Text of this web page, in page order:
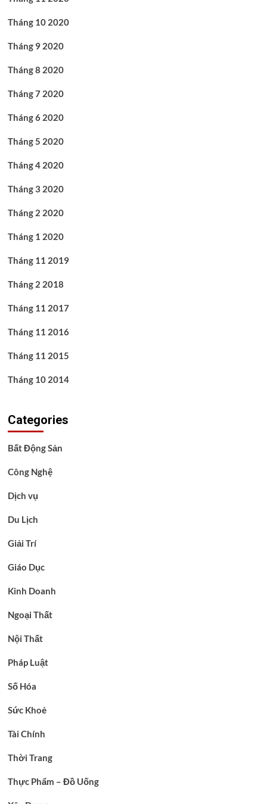
Tháng 10 2020
Tháng 9 2020
Tháng 8 2020
Tháng 7 2020
Tháng 6 2020
Tháng 5 2020
Tháng 4 2020
Tháng 3 2020
Tháng 2 2020
Tháng 1 2020
Tháng 11 2019
Tháng 2 2018
Tháng 11 2017
Tháng 11 2016
Tháng 11 2015
Tháng 10 2014
Categories
Bất Động Sản
Công Nghệ
Dịch vụ
Du Lịch
Giải Trí
Giáo Dục
Kinh Doanh
Ngoại Thất
Nội Thất
Pháp Luật
Số Hóa
Sức Khoẻ
Tài Chính
Thời Trang
Thực Phẩm – Đồ Uống